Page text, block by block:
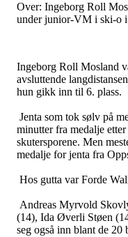
Over: Ingeborg Roll
under junior-VM i ski-o i
Ingeborg Roll Mosland
avsluttende
hun gikk inn til 6. plass.
Jenta som tok sølv på
minutter fra medalje
skutersporene. Men
medalje for jenta fra
Hos gutta var Forde
Andreas Myrvold
(14), Ida Øverli Støen
seg også inn blant de 20